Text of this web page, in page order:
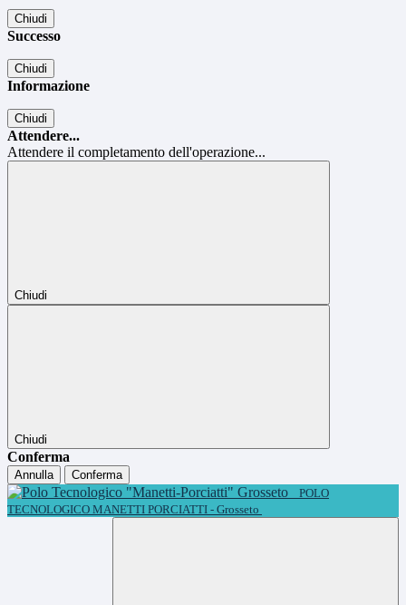
Chiudi
Successo
Chiudi
Informazione
Chiudi
Attendere...
Attendere il completamento dell'operazione...
Chiudi
Chiudi
Conferma
Annulla
Conferma
POLO
TECNOLOGICO MANETTI PORCIATTI - Grosseto